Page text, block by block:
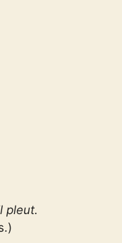
pleut.